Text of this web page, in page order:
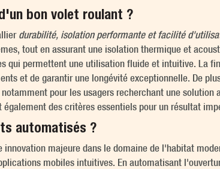
bon volet roulant ?
durabilité, isolation performante et facilité
tout en assurant une isolation thermique et
qui permettent une utilisation fluide et intuitive. La
et de garantir une longévité exceptionnelle. De
pour les usagers recherchant une solution
des critères essentiels pour un résultat
automatisés ?
majeure dans le domaine de l'habitat
mobiles intuitives. En automatisant